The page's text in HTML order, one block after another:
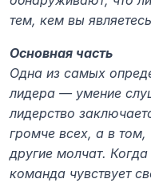
тем, кем вы
Основная часть
Одна из самых
лидера — умение
лидерство
громче всех, а в
другие молчат.
команда чувствует